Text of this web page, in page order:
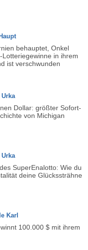
behauptet, Onkel
in ihrem
ist verschwunden
Dollar: größter Sofort-
von Michigan
SuperEnalotto: Wie du
deine Glückssträhne
Karl
100.000 $ mit ihrem